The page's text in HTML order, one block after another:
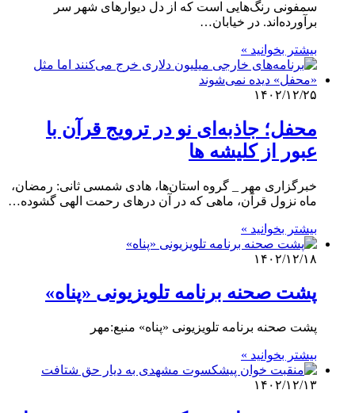
سمفونی رنگ‌هایی است که از دل دیوارهای شهر سر
برآورده‌اند. در خیابان…
بیشتر بخوانید »
۱۴۰۲/۱۲/۲۵
محفل؛ جاذبه‌ای نو در ترویج قرآن با
عبور از کلیشه ها
خبرگزاری مهر _ گروه استان‌ها، هادی شمسی ثانی: رمضان،
ماه نزول قرآن، ماهی که در آن درهای رحمت الهی گشوده…
بیشتر بخوانید »
۱۴۰۲/۱۲/۱۸
پشت صحنه برنامه تلویزیونی «پناه»
پشت صحنه برنامه تلویزیونی «پناه» منبع:مهر
بیشتر بخوانید »
۱۴۰۲/۱۲/۱۳